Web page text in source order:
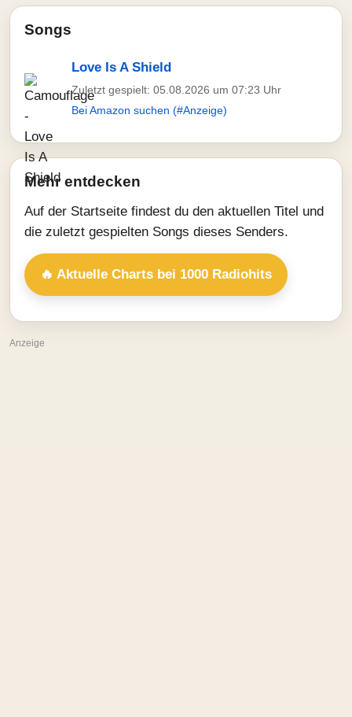
Songs
Love Is A Shield
Zuletzt gespielt: 05.08.2026 um 07:23 Uhr
Bei Amazon suchen (#Anzeige)
Mehr entdecken
Auf der Startseite findest du den aktuellen Titel und
die zuletzt gespielten Songs dieses Senders.
🔥 Aktuelle Charts bei 1000 Radiohits
Anzeige